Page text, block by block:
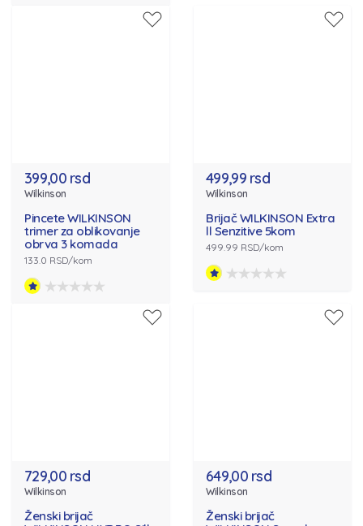
399,00 rsd
Wilkinson
Pincete WILKINSON
trimer za oblikovanje
obrva 3 komada
133.0 RSD/kom
499,99 rsd
Wilkinson
Brijač WILKINSON Extra
ll Senzitive 5kom
499.99 RSD/kom
729,00 rsd
Wilkinson
Ženski brijač
649,00 rsd
Wilkinson
Ženski brijač